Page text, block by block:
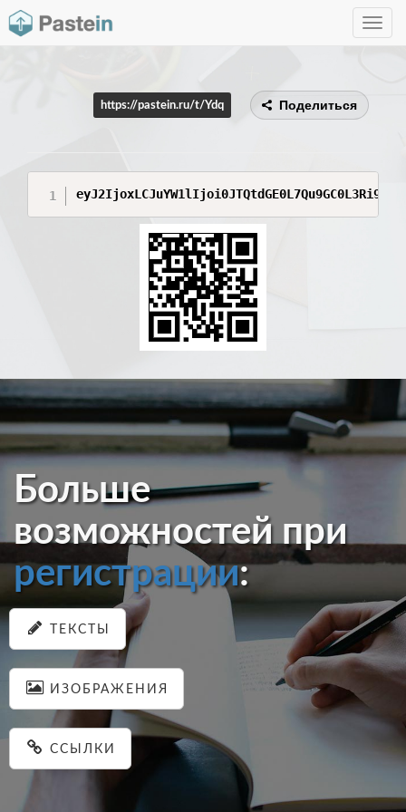
Toggle
https://pastein.ru/t/Ydq Поделиться
Больше
возможностей при
регистрации:
ТЕКСТЫ
ИЗОБРАЖЕНИЯ
ССЫЛКИ